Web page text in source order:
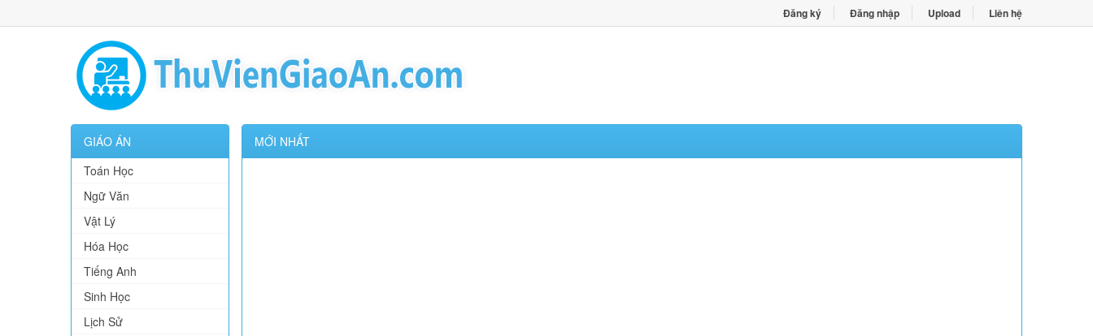
Đăng ký Đăng nhập Upload Liên hệ
GIÁO ÁN
Toán Học
Ngữ Văn
Vật Lý
Hóa Học
Tiếng Anh
Sinh Học
Lịch Sử
MỚI NHẤT